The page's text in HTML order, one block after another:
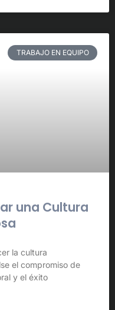
TRABAJO EN EQUIPO
una Cultura
la cultura
el compromiso de
y el éxito